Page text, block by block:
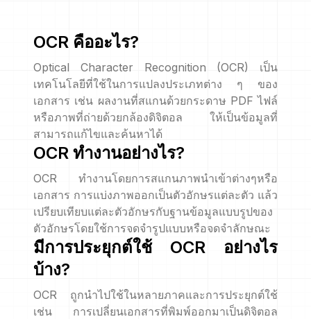
OCR คืออะไร?
Optical Character Recognition (OCR) เป็น
เทคโนโลยีที่ใช้ในการแปลงประเภทต่าง ๆ ของ
เอกสาร เช่น ผลงานที่สแกนด้วยกระดาษ PDF ไฟล์
หรือภาพที่ถ่ายด้วยกล้องดิจิตอล ให้เป็นข้อมูลที่
สามารถแก้ไขและค้นหาได้
OCR ทำงานอย่างไร?
OCR ทำงานโดยการสแกนภาพนำเข้าต่างๆหรือ
เอกสาร การแบ่งภาพออกเป็นตัวอักษรแต่ละตัว แล้ว
เปรียบเทียบแต่ละตัวอักษรกับฐานข้อมูลแบบรูปของ
ตัวอักษรโดยใช้การจดจำรูปแบบหรือจดจำลักษณะ
มีการประยุกต์ใช้ OCR อย่างไร
บ้าง?
OCR ถูกนำไปใช้ในหลายภาคและการประยุกต์ใช้
เช่น การเปลี่ยนเอกสารที่พิมพ์ออกมาเป็นดิจิตอล